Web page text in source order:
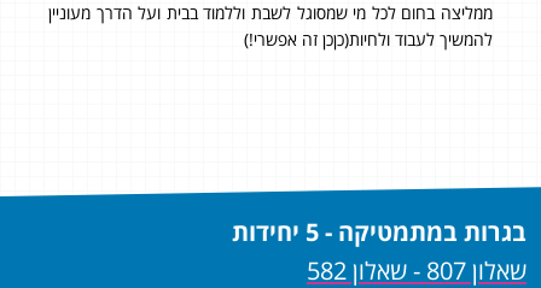
ממליצה בחום לכל מי שמסוגל לשבת וללמוד בבית ועל הדרך מעוניין
להמשיך לעבוד ולחיות(כןכן זה אפשרי!)
בגרות במתמטיקה - 5 יחידות
שאלון 807 - שאלון 582